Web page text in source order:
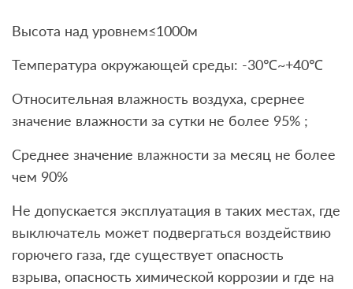
Высота над уровнем≤1000м
Температура окружающей среды: -30℃~+40℃
Относительная влажность воздуха, срернее
значение влажности за сутки не более 95% ;
Среднее значение влажности за месяц не более
чем 90%
Не допускается эксплуатация в таких местах, где
выключатель может подвергаться воздействию
горючего газа, где существует опасность
взрыва, опасность химической коррозии и где на